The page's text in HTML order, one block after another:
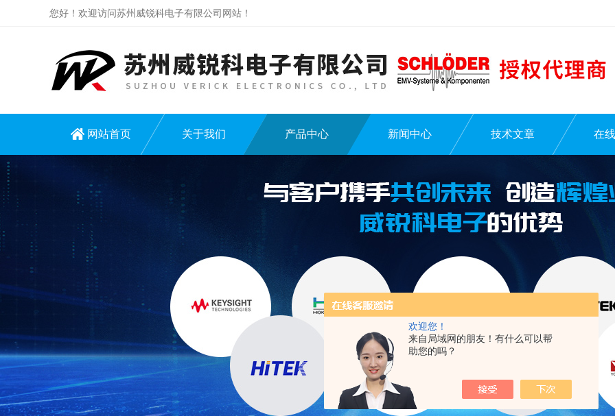
欢迎您！
来自局域网的朋友！有什么可以帮
助您的吗？
您好！欢迎访问苏州威锐科电子有限公司网站！
网站首页 关于我们 产品中心 新闻中心 技术文章 在